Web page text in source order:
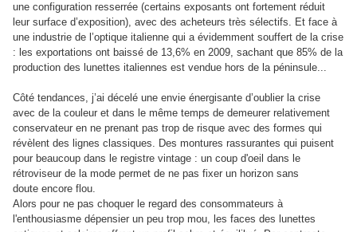
une configuration resserrée (certains exposants ont fortement réduit
leur surface d’exposition), avec des acheteurs très sélectifs. Et face à
une industrie de l’optique italienne qui a évidemment souffert de la crise
: les exportations ont baissé de 13,6% en 2009, sachant que 85% de la
production des lunettes italiennes est vendue hors de la péninsule...
Côté tendances, j’ai décelé une envie énergisante d’oublier la crise
avec de la couleur et dans le même temps de demeurer relativement
conservateur en ne prenant pas trop de risque avec des formes qui
révèlent des lignes classiques. Des montures rassurantes qui puisent
pour beaucoup dans le registre vintage : un coup d'oeil dans le
rétroviseur de la mode permet de ne pas fixer un horizon sans
doute encore flou.
Alors pour ne pas choquer le regard des consommateurs à
l'enthousiasme dépensier un peu trop mou, les faces des lunettes